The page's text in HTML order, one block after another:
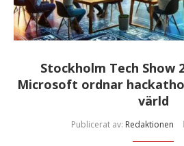
Stockholm Tech Show
Microsoft ordnar
värld
Publicerat av: Redaktionen